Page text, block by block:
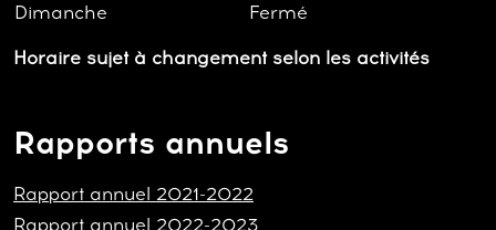
Dimanche
Fermé
Horaire sujet à changement selon les activités
Rapports annuels
Rapport annuel 2021-2022
Rapport annuel 2022-2023